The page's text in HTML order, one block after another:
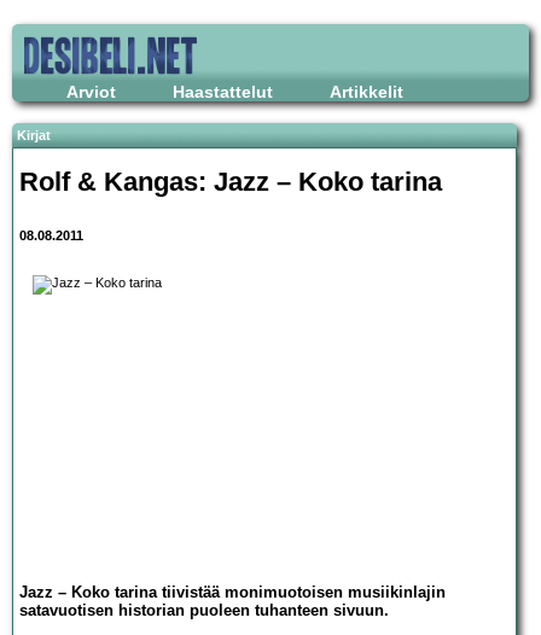
Arviot Haastattelut Artikkelit
Kirjat
Rolf & Kangas: Jazz – Koko tarina
08.08.2011
Jazz – Koko tarina tiivistää monimuotoisen musiikinlajin
satavuotisen historian puoleen tuhanteen sivuun.